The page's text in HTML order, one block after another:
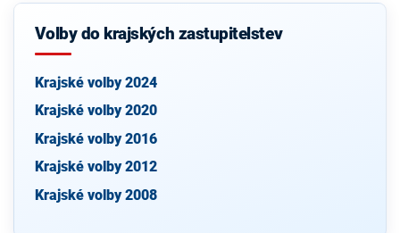
Volby do krajských zastupitelstev
Krajské volby 2024
Krajské volby 2020
Krajské volby 2016
Krajské volby 2012
Krajské volby 2008